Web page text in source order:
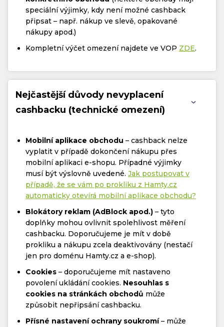
speciální výjimky, kdy není možné cashback
připsat – např. nákup ve slevě, opakované
nákupy apod.)
Kompletní výčet omezení najdete ve VOP ZDE.
Nejčastější důvody nevyplacení
cashbacku (technické omezení)
Mobilní aplikace obchodu – cashback nelze
vyplatit v případě dokončení nákupu přes
mobilní aplikaci e-shopu. Případné výjimky
musí být výslovně uvedené. Jak postupovat v
případě, že se vám po prokliku z Hamty.cz
automaticky otevírá mobilní aplikace obchodu?
Blokátory reklam (AdBlock apod.) – tyto
doplňky mohou ovlivnit spolehlivost měření
cashbacku. Doporučujeme je mít v době
prokliku a nákupu zcela deaktivovány (nestačí
jen pro doménu Hamty.cz a e-shop).
Cookies – doporučujeme mít nastaveno
povolení ukládání cookies. Nesouhlas s
cookies na stránkách obchodů může
způsobit nepřipsání cashbacku.
Přísné nastavení ochrany soukromí– může